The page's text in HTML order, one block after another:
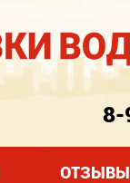
ОТЗЫВЫ
8-